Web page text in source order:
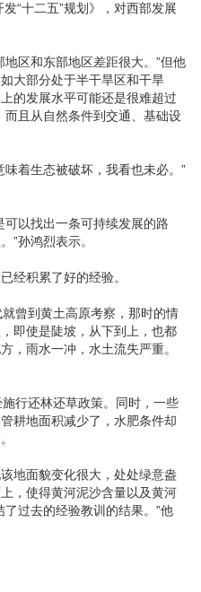
“十二五”规划》，对西部发展
区和东部地区差距很大。”但他
大部分处于半干旱区和干旱
的发展水平可能还是很难超过
而且从自然条件到交通、基础设
着生态被破坏，我看也未必。”
可以找出一条可持续发展的路
”孙鸿烈表示。
经积累了好的经验。
曾到黄土高原考察，那时的情
即使是陡坡，从下到上，也都
，雨水一冲，水土流失严重。
行还林还草政策。同时，一些
耕地面积减少了，水肥条件却
地面貌变化很大，处处绿意盎
，使得黄河泥沙含量以及黄河
过去的经验教训的结果。”他